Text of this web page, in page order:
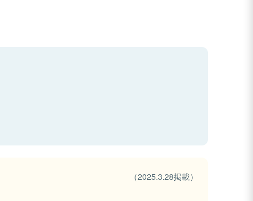
（2025.3.28掲載）